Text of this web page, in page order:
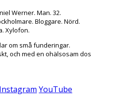
Werner. Man. 32.
Bloggare. Nörd.
Xylofon.
om små funderingar.
och med en ohälsosam dos
Instagram YouTube